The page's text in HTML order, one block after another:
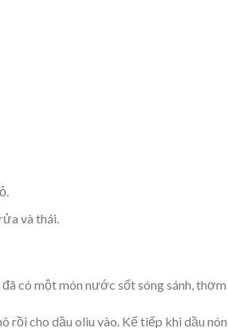
và thái.
có một món nước sốt sóng sánh, thơm
rồi cho dầu oliu vào. Kế tiếp khi dầu